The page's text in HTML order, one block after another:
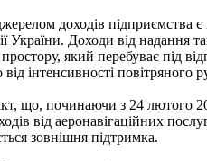
доходів підприємства є
України. Доходи від надання
який перебуває під
інтенсивності повітряного
що, починаючи з 24 лютого
від аеронавігаційних
зовнішня підтримка.